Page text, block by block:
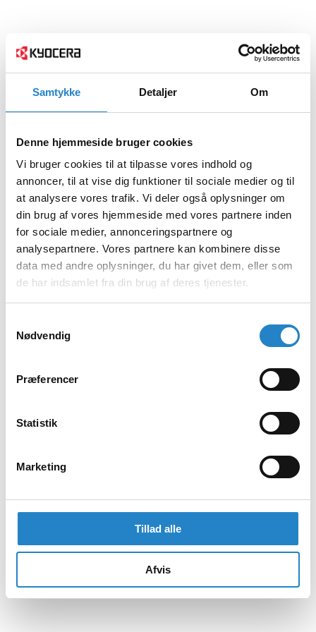
Samtykke Detaljer Om
Denne hjemmeside bruger cookies
Vi bruger cookies til at tilpasse vores indhold og
annoncer, til at vise dig funktioner til sociale medier og til
at analysere vores trafik. Vi deler også oplysninger om
din brug af vores hjemmeside med vores partnere inden
for sociale medier, annonceringspartnere og
analysepartnere. Vores partnere kan kombinere disse
data med andre oplysninger, du har givet dem, eller som
de har indsamlet fra din brug af deres tjenester.
Nødvendig
Præferencer
Statistik
Marketing
Tillad alle
Afvis